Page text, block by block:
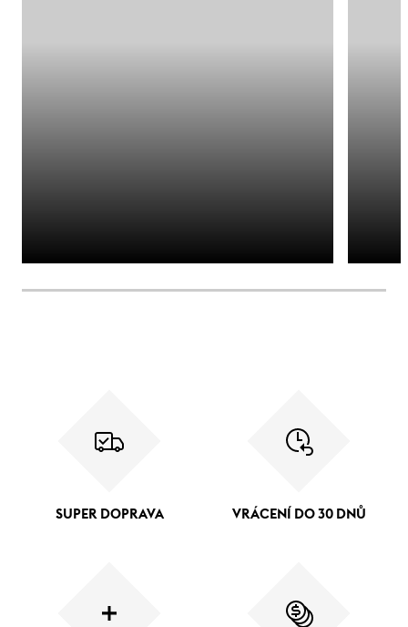
SUPER DOPRAVA VRÁCENÍ DO 30 DNŮ